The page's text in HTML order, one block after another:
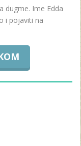
dugme. Ime Edda
i pojaviti na